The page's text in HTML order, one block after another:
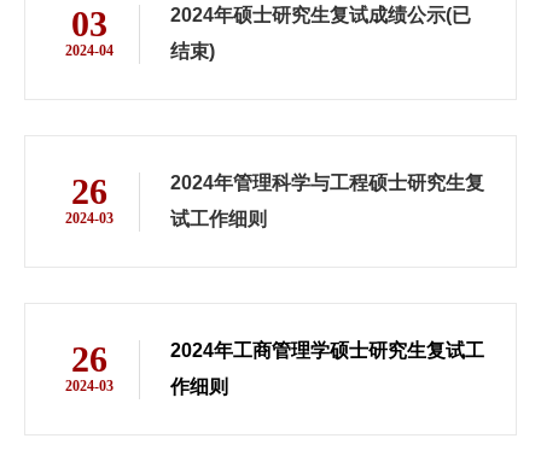
03
2024-04
2024年硕士研究生复试成绩公示(已
结束)
26
2024-03
2024年管理科学与工程硕士研究生复
试工作细则
26
2024-03
2024年工商管理学硕士研究生复试工
作细则